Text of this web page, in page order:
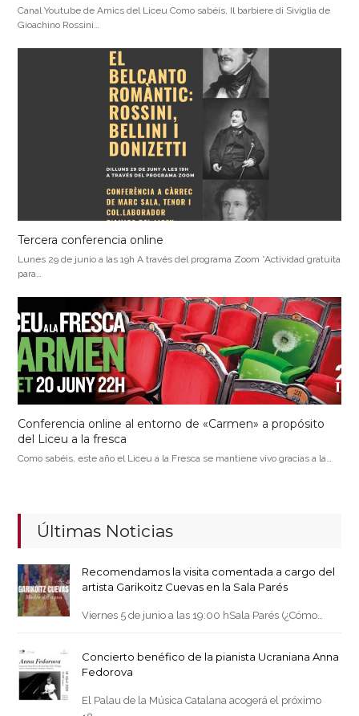
Canal Youtube de Amics del Liceu Como sabéis, Il barbiere di Siviglia de
Gioachino Rossini…
Tercera conferencia online
Lunes 29 de junio a las 19h A través del programa Zoom *Actividad gratuita
para…
Conferencia online al entorno de «Carmen» a propósito
del Liceu a la fresca
Como sabéis, este año el Liceu a la Fresca se mantiene vivo gracias a la…
Últimas Noticias
Recomendamos la visita comentada a cargo del
artista Garikoitz Cuevas en la Sala Parés
Viernes 5 de junio a las 19:00 hSala Parés (¿Cómo…
Concierto benéfico de la pianista Ucraniana Anna
Fedorova
El Palau de la Música Catalana acogerá el próximo